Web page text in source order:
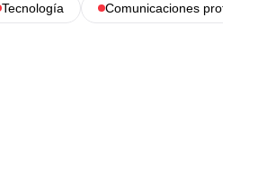
Tecnología Comunicaciones